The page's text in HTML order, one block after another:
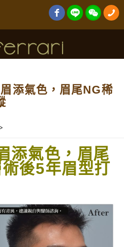
添氣色，眉尾NG稀
添氣色，眉尾
後5年眉型打